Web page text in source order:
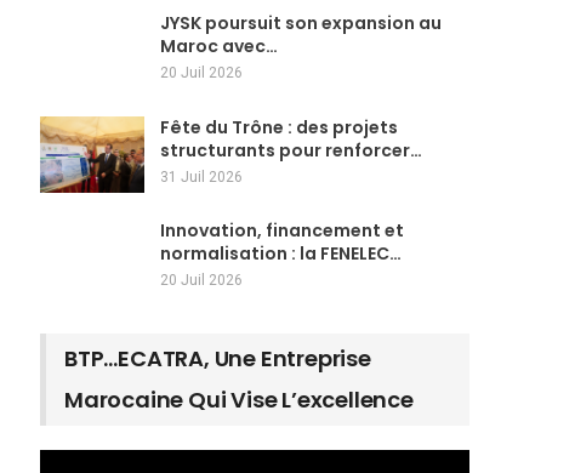
JYSK poursuit son expansion au
Maroc avec…
20 Juil 2026
Fête du Trône : des projets
structurants pour renforcer…
31 Juil 2026
Innovation, financement et
normalisation : la FENELEC…
20 Juil 2026
BTP…ECATRA, Une Entreprise
Marocaine Qui Vise L’excellence